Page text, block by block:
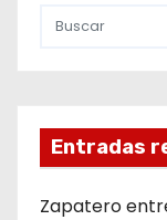
Entradas
Zapatero